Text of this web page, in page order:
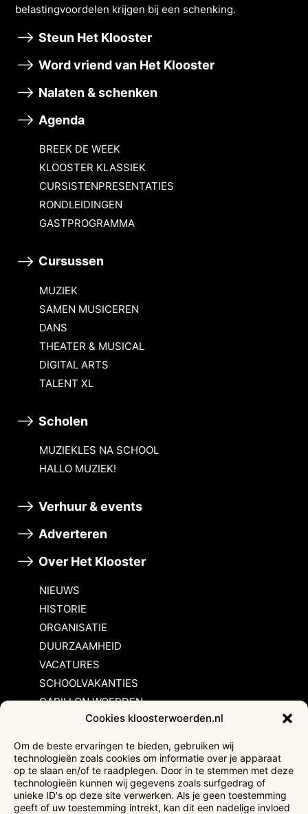
Cookies kloosterwoerden.nl
Om de beste ervaringen te bieden, gebruiken wij
technologieën zoals cookies om informatie over je apparaat
op te slaan en/of te raadplegen. Door in te stemmen met deze
technologieën kunnen wij gegevens zoals surfgedrag of
unieke ID's op deze site verwerken. Als je geen toestemming
geeft of uw toestemming intrekt, kan dit een nadelige invloed
belastingvoordelen krĳgen bĳ een schenking.
Steun Het Klooster
Word vriend van Het Klooster
Nalaten & schenken
Agenda
BREEK DE WEEK
KLOOSTER KLASSIEK
CURSISTENPRESENTATIES
RONDLEIDINGEN
GASTPROGRAMMA
Cursussen
MUZIEK
SAMEN MUSICEREN
DANS
THEATER & MUSICAL
DIGITAL ARTS
TALENT XL
Scholen
MUZIEKLES NA SCHOOL
HALLO MUZIEK!
Verhuur & events
Adverteren
Over Het Klooster
NIEUWS
HISTORIE
ORGANISATIE
DUURZAAMHEID
VACATURES
SCHOOLVAKANTIES
CARILLON WOERDEN
Inschrijvingsvoorwaarden
Bezoekersvoorwaarden
Huurvoorwaarden
Privacyverklaring